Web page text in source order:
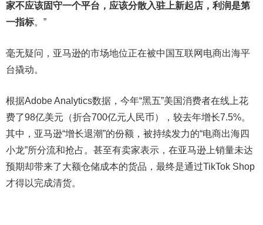
家不应该固守一个平台，应该分散入驻上新起店，利润是第
一指标。”
毫无疑问，亚马逊的市场地位正在被中国互联网电商出海平
台撬动。
根据Adobe Analytics数据，今年“黑五”美国消费者在线上花
费了98亿美元（折合700亿元人民币），较去年增长7.5%。
其中，亚马逊“增长退潮”的份额，被持续发力的“电商出海四
小龙”所分流和抢占。甚至有卖家表示，在亚马逊上销量未达
预期却带来了大额仓储成本的货品，最终是通过TikTok Shop
才得以完成清货。